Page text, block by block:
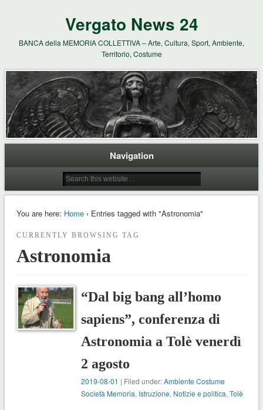
Vergato News 24
BANCA della MEMORIA COLLETTIVA – Arte, Cultura, Sport, Ambiente,
Territorio, Costume
Navigation
You are here: Home› Entries tagged with "Astronomia"
CURRENTLY BROWSING TAG
Astronomia
“Dal big bang all’homo
sapiens”, conferenza di
Astronomia a Tolè venerdì
2 agosto
2019-08-01 | Filed under:Ambiente Costume
Società Memoria, Istruzione, Notizie e politica,Tolè